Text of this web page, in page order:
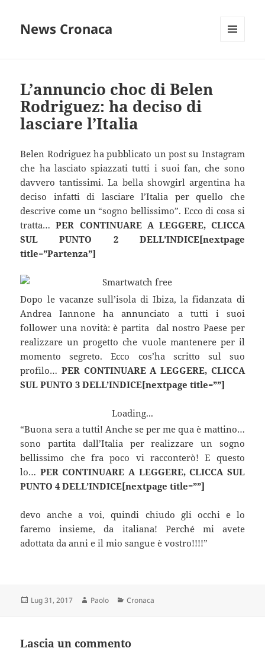
News Cronaca
L’annuncio choc di Belen
Rodriguez: ha deciso di
lasciare l’Italia
Belen Rodriguez ha pubblicato un post su Instagram
che ha lasciato spiazzati tutti i suoi fan, che sono
davvero tantissimi. La bella showgirl argentina ha
deciso infatti di lasciare l’Italia per quello che
descrive come un “sogno bellissimo”. Ecco di cosa si
tratta…PER CONTINUARE A LEGGERE, CLICCA
SUL PUNTO 2 DELL’INDICE[nextpage
title=”Partenza”]
Dopo le vacanze sull’isola di Ibiza, la fidanzata di
Andrea Iannone ha annunciato a tutti i suoi
follower una novità: è partita dal nostro Paese per
realizzare un progetto che vuole mantenere per il
momento segreto. Ecco cos’ha scritto sul suo
profilo…PER CONTINUARE A LEGGERE, CLICCA
SUL PUNTO 3 DELL’INDICE[nextpage title=””]
Loading...
“Buona sera a tutti! Anche se per me qua è mattino…
sono partita dall’Italia per realizzare un sogno
bellissimo che fra poco vi racconterò! E questo
lo… PER CONTINUARE A LEGGERE, CLICCA SUL
PUNTO 4 DELL’INDICE[nextpage title=””]
devo anche a voi, quindi chiudo gli occhi e lo
faremo insieme, da italiana! Perché mi avete
adottata da anni e il mio sangue è vostro!!!!”
Scritto
Lug 31, 2017 Autore
Paolo Categorie
Cronaca
Lascia un commento